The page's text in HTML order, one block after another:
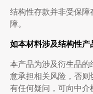
结构性存款并非受保
障。
如本材料涉及结构性产
本产品为涉及衍生品
意承担相关风险，否
有任何疑问，可向中介